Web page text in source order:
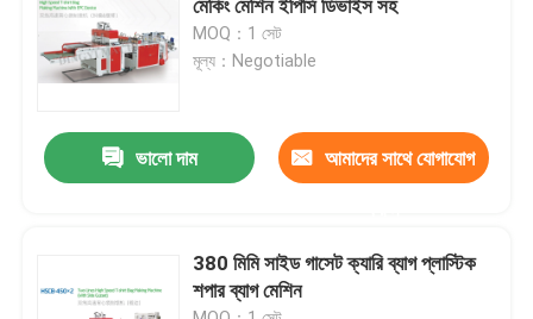
এইচডিপিই ব্লোন ফিল্ম মেশিন
LDPE ব্লোন ফিল্ম মেশিন
PE ফিল্ম ব্লোয়িং মেশিন
মাল্টিলেয়ার ব্লোন ফিল্ম মেশিন
মেকিং মেশিন ইপিসি ডিভাইস সহ
MOQ：1 সেট
মূল্য：Negotiable
ভালো দাম আমাদের সাথে যোগাযোগ
380 মিমি সাইড গাসেট ক্যারি ব্যাগ প্লাস্টিক
শপার ব্যাগ মেশিন